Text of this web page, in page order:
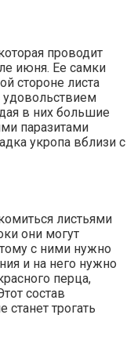
проводит
июня. Ее самки
стороне листа
в них большие
паразитами
укропа вблизи с
листьями
они могут
с ними нужно
и на него нужно
перца,
состав
станет трогать